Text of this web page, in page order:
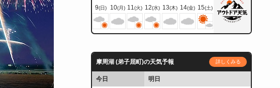
9(日) 10(月) 11(火) 12(水) 13(木) 14(金) 15(土)
摩周湖 (弟子屈町)の天気予報 詳しくみる
今日
明日